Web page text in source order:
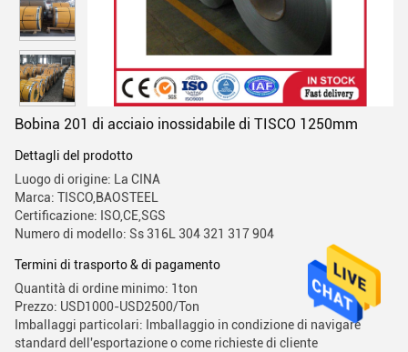
Bobina 201 di acciaio inossidabile di TISCO 1250mm
Dettagli del prodotto
Luogo di origine: La CINA
Marca: TISCO,BAOSTEEL
Certificazione: ISO,CE,SGS
Numero di modello: Ss 316L 304 321 317 904
Termini di trasporto & di pagamento
Quantità di ordine minimo: 1ton
Prezzo: USD1000-USD2500/Ton
Imballaggi particolari: Imballaggio in condizione di navigare
standard dell'esportazione o come richieste di cliente